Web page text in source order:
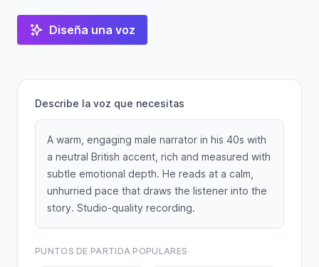
Diseña una voz
Describe la voz que necesitas
A warm, engaging male narrator in his 40s with
a neutral British accent, rich and measured with
subtle emotional depth. He reads at a calm,
unhurried pace that draws the listener into the
story. Studio-quality recording.
PUNTOS DE PARTIDA POPULARES